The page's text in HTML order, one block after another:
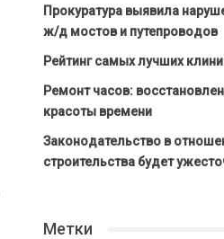
Прокуратура выявила
ж/д мостов и путепроводов
Рейтинг самых лучших
Ремонт часов:
красоты времени
Законодательство в
строительства будет
Метки